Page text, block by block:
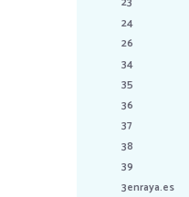
24
26
34
35
36
37
38
39
3enraya.es